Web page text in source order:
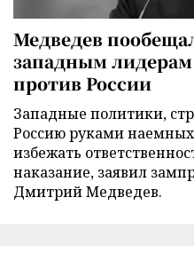
Медведев
западным лидерам
против России
Западные политики,
Россию руками
избежать
наказание, заявил
Дмитрий Медведев.